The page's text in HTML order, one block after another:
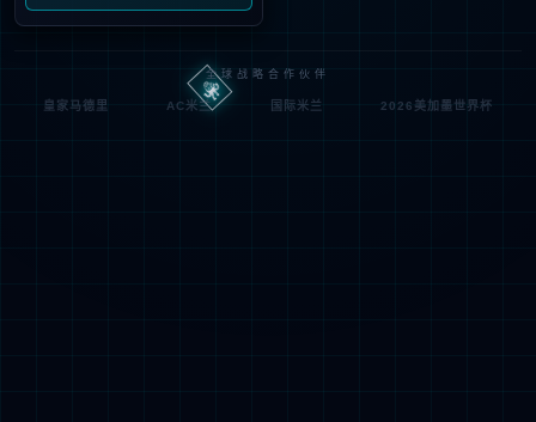
Oops，您请求的文件不存
Oops，Your request does not exist！